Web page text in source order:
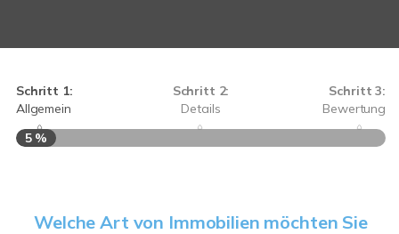
Schritt 1:
Allgemein
Schritt 2:
Details
Schritt 3:
Bewertung
5 %
Welche Art von Immobilien möchten Sie